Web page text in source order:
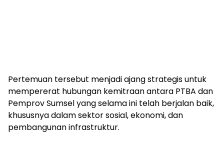
Pertemuan tersebut menjadi ajang strategis untuk
mempererat hubungan kemitraan antara PTBA dan
Pemprov Sumsel yang selama ini telah berjalan baik,
khususnya dalam sektor sosial, ekonomi, dan
pembangunan infrastruktur.